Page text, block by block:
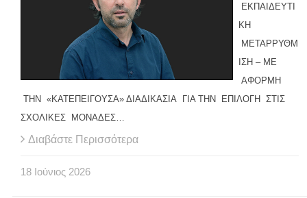
ΕΚΠΑΙΔΕΥΤΙ
ΚΗ
ΜΕΤΑΡΡΥΘΜ
ΙΣΗ – ΜΕ
ΑΦΟΡΜΗ
ΤΗΝ «ΚΑΤΕΠΕΙΓΟΥΣΑ» ΔΙΑΔΙΚΑΣΙΑ ΓΙΑ ΤΗΝ ΕΠΙΛΟΓΗ ΣΤΙΣ
ΣΧΟΛΙΚΕΣ ΜΟΝΑΔΕΣ…
Διαβάστε Περισσότερα
18 Ιούνιος 2026